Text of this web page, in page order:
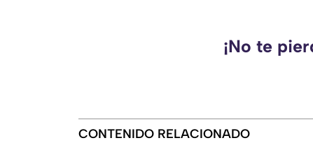
¡No te
CONTENIDO RELACIONADO